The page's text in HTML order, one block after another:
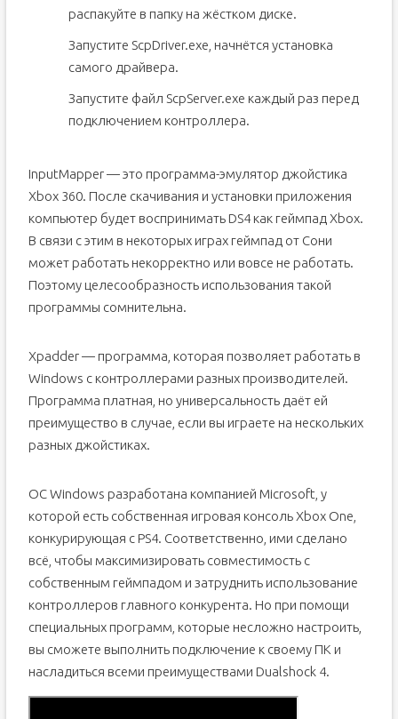
распакуйте в папку на жёстком диске.
Запустите ScpDriver.exe, начнётся установка
самого драйвера.
Запустите файл ScpServer.exe каждый раз перед
подключением контроллера.
InputMapper — это программа-эмулятор джойстика
Xbox 360. После скачивания и установки приложения
компьютер будет воспринимать DS4 как геймпад Xbox.
В связи с этим в некоторых играх геймпад от Сони
может работать некорректно или вовсе не работать.
Поэтому целесообразность использования такой
программы сомнительна.
Xpadder — программа, которая позволяет работать в
Windows с контроллерами разных производителей.
Программа платная, но универсальность даёт ей
преимущество в случае, если вы играете на нескольких
разных джойстиках.
ОС Windows разработана компанией Microsoft, у
которой есть собственная игровая консоль Xbox One,
конкурирующая с PS4. Соответственно, ими сделано
всё, чтобы максимизировать совместимость с
собственным геймпадом и затруднить использование
контроллеров главного конкурента. Но при помощи
специальных программ, которые несложно настроить,
вы сможете выполнить подключение к своему ПК и
насладиться всеми преимуществами Dualshock 4.